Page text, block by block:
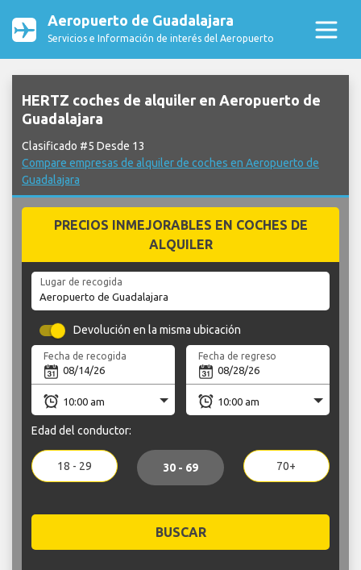
Aeropuerto de Guadalajara
Servicios e Información de interés del Aeropuerto
HERTZ coches de alquiler en Aeropuerto de
Guadalajara
Clasificado #5 Desde 13
Compare empresas de alquiler de coches en Aeropuerto de
Guadalajara
PRECIOS INMEJORABLES EN COCHES DE
ALQUILER
Lugar de recogida
Devolución en la misma ubicación
Fecha de recogida Fecha de regreso
Edad del conductor:
18 - 29 30 - 69 70+
BUSCAR